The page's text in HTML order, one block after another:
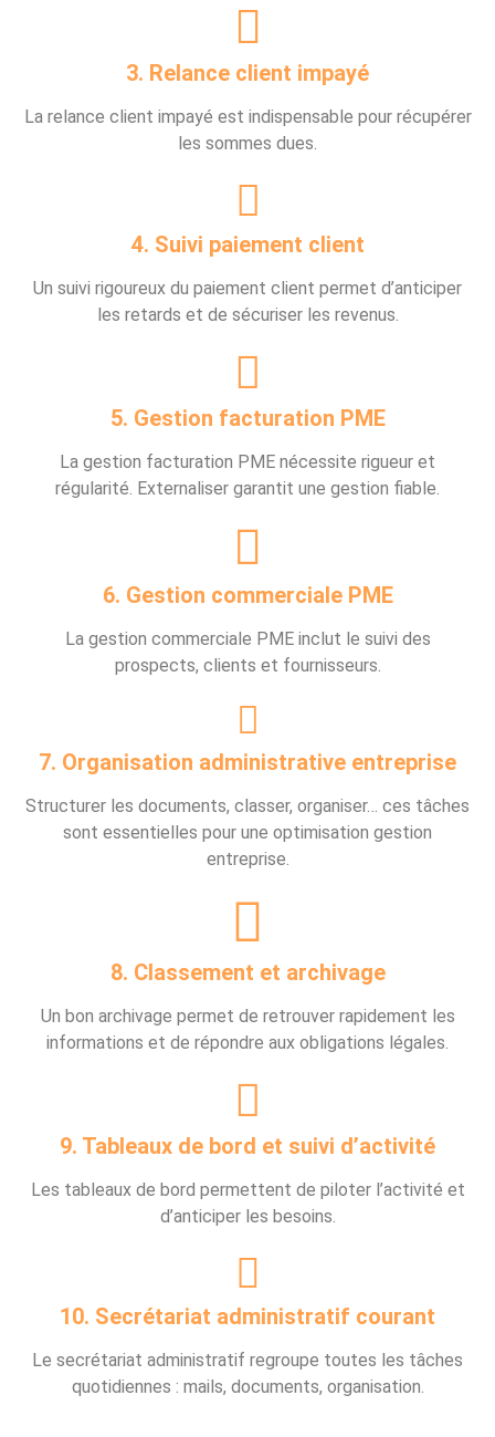
3. Relance client impayé
La relance client impayé est indispensable pour récupérer
les sommes dues.
4. Suivi paiement client
Un suivi rigoureux du paiement client permet d’anticiper
les retards et de sécuriser les revenus.
5. Gestion facturation PME
La gestion facturation PME nécessite rigueur et
régularité. Externaliser garantit une gestion fiable.
6. Gestion commerciale PME
La gestion commerciale PME inclut le suivi des
prospects, clients et fournisseurs.
7. Organisation administrative entreprise
Structurer les documents, classer, organiser… ces tâches
sont essentielles pour une optimisation gestion
entreprise.
8. Classement et archivage
Un bon archivage permet de retrouver rapidement les
informations et de répondre aux obligations légales.
9. Tableaux de bord et suivi d’activité
Les tableaux de bord permettent de piloter l’activité et
d’anticiper les besoins.
10. Secrétariat administratif courant
Le secrétariat administratif regroupe toutes les tâches
quotidiennes : mails, documents, organisation.